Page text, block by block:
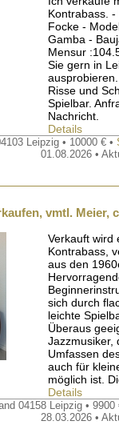
Kontrabass.
Focke -
Gamba -
Mensur
Sie gern in
Risse und
Spielbar.
Nachricht.
Details
Leipzig • 10000 € •
01.08.2026 •
vmtl. Meier,
Verkauft wird
Kontrabass,
aus den
sich durch
leichte
Überaus
Jazzmusiker,
Umfassen
auch für
möglich ist.
Details
04158 Leipzig • 9900
28.03.2026 •